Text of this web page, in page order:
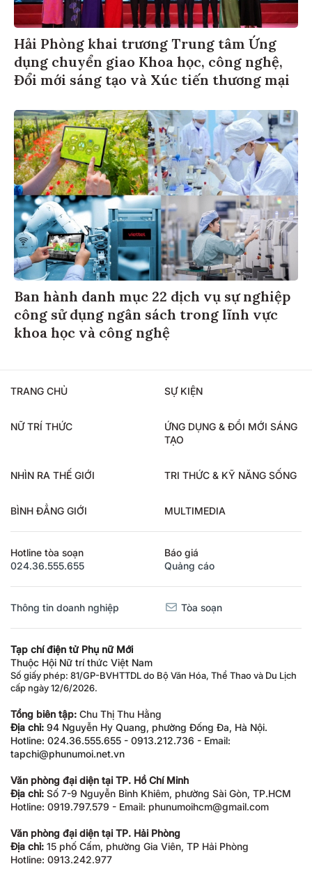
Hải Phòng khai trương Trung tâm Ứng
dụng chuyển giao Khoa học, công nghệ,
Đổi mới sáng tạo và Xúc tiến thương mại
Ban hành danh mục 22 dịch vụ sự nghiệp
công sử dụng ngân sách trong lĩnh vực
khoa học và công nghệ
TRANG CHỦ SỰ KIỆN
NỮ TRÍ THỨC
ỨNG DỤNG & ĐỔI MỚI SÁNG
TẠO
NHÌN RA THẾ GIỚI TRI THỨC & KỸ NĂNG SỐNG
BÌNH ĐẲNG GIỚI MULTIMEDIA
Hotline tòa soạn
024.36.555.655
Báo giá
Quảng cáo
Thông tin doanh nghiệp Tòa soạn
Tạp chí điện tử Phụ nữ Mới
Thuộc Hội Nữ trí thức Việt Nam
Số giấy phép: 81/GP-BVHTTDL do Bộ Văn Hóa, Thể Thao và Du Lịch
cấp ngày 12/6/2026.
Tổng biên tập: Chu Thị Thu Hằng
Địa chỉ: 94 Nguyễn Hy Quang, phường Đống Đa, Hà Nội.
Hotline: 024.36.555.655 - 0913.212.736 - Email:
tapchi@phunumoi.net.vn
Văn phòng đại diện tại TP. Hồ Chí Minh
Địa chỉ: Số 7-9 Nguyễn Bỉnh Khiêm, phường Sài Gòn, TP.HCM
Hotline: 0919.797.579 - Email: phunumoihcm@gmail.com
Văn phòng đại diện tại TP. Hải Phòng
Địa chỉ: 15 phố Cấm, phường Gia Viên, TP Hải Phòng
Hotline: 0913.242.977